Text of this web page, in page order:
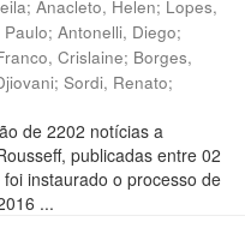
; Anacleto, Helen; Lopes,
; Antonelli, Diego;
Crislaine; Borges,
; Sordi, Renato;
de 2202 notícias a
publicadas entre 02
instaurado o processo de
...